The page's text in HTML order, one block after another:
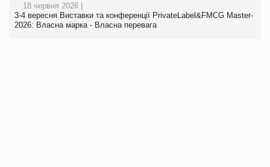
18 червня 2026 |
3-4 вересня Виставки та конференції PrivateLabel&FMCG Master-
2026: Власна марка - Власна перевага